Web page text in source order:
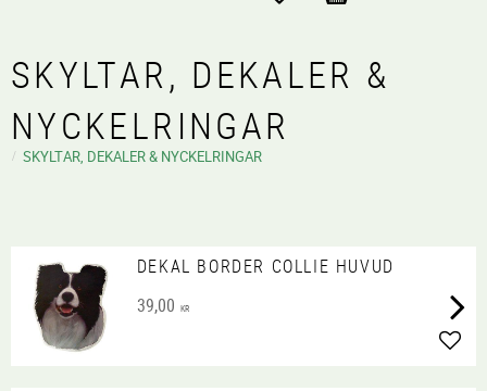
SKYLTAR, DEKALER &
NYCKELRINGAR
SKYLTAR, DEKALER & NYCKELRINGAR
DEKAL BORDER COLLIE HUVUD
39,00 KR